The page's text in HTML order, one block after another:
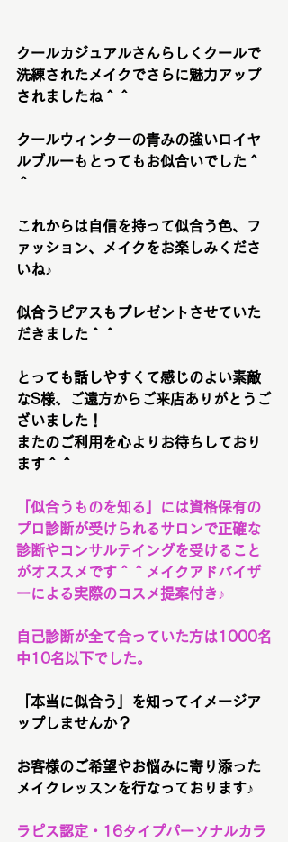
クールカジュアルさんらしくクールで
洗練されたメイクでさらに魅力アップ
されましたね＾＾
クールウィンターの青みの強いロイヤ
ルブルーもとってもお似合いでした＾
＾
これからは自信を持って似合う色、フ
ァッション、メイクをお楽しみくださ
いね♪
似合うピアスもプレゼントさせていた
だきました＾＾
とっても話しやすくて感じのよい素敵
なS様、ご遠方からご来店ありがとうご
ざいました！
またのご利用を心よりお待ちしており
ます＾＾
「似合うものを知る」には資格保有の
プロ診断が受けられるサロンで正確な
診断やコンサルテイングを受けること
がオススメです＾＾メイクアドバイザ
ーによる実際のコスメ提案付き♪
自己診断が全て合っていた方は1000名
中10名以下でした。
「本当に似合う」を知ってイメージア
ップしませんか？
お客様のご希望やお悩みに寄り添った
メイクレッスンを行なっております♪
ラピス認定・16タイプパーソナルカラ